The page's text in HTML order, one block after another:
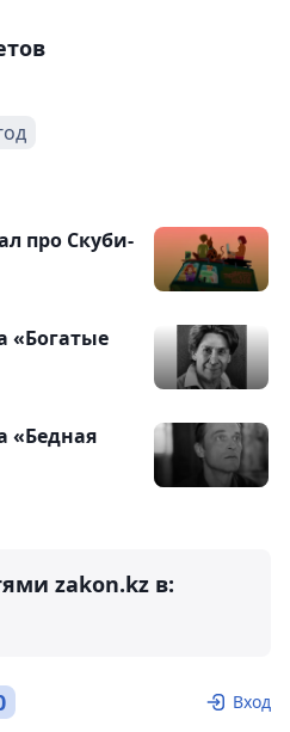
про Скуби-
«Богатые
«Бедная
zakon.kz в:
Вход